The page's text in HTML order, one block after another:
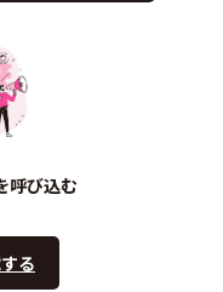
呼び込む
る